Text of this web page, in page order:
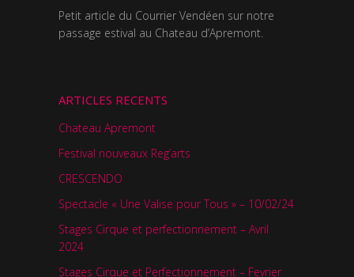
Petit article du Courrier Vendéen sur notre
passage estival au Chateau d’Apremont.
ARTICLES RECENTS
Chateau Apremont
Festival nouveaux Reg’arts
CRESCENDO
Spectacle « Une Valise pour Tous » – 10/02/24
Stages Cirque et perfectionnement – Avril
2024
Stages Cirque et Perfectionnement – Fevrier